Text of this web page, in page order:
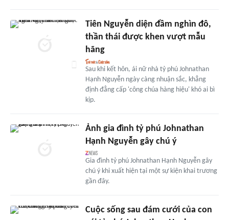
Tiên Nguyễn diện đầm nghìn đô,
thần thái được khen vượt mẫu
hãng
Sau khi kết hôn, ái nữ nhà tỷ phú Johnathan
Hạnh Nguyễn ngày càng nhuận sắc, khẳng
định đẳng cấp 'công chúa hàng hiệu' khó ai bì
kịp.
Ảnh gia đình tỷ phú Johnathan
Hạnh Nguyễn gây chú ý
Gia đình tỷ phú Johnathan Hạnh Nguyễn gây
chú ý khi xuất hiện tại một sự kiện khai trương
gần đây.
Cuộc sống sau đám cưới của con